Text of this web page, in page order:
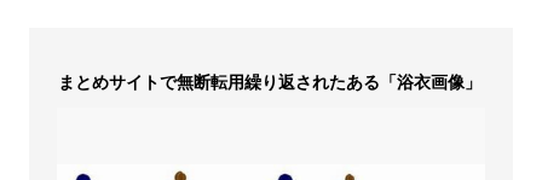
まとめサイトで無断転用繰り返されたある「浴衣画像」